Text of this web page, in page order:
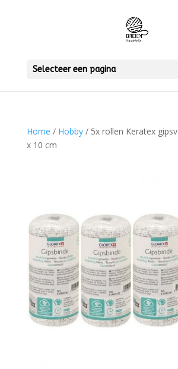
Selecteer een pagina
Home / Hobby/ 5x rollen Keratex
x 10 cm